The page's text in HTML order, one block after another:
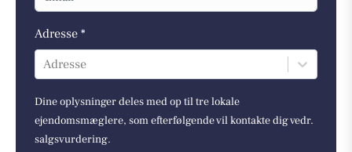
Adresse *
Adresse
Dine oplysninger deles med op til tre lokale
ejendomsmæglere, som efterfølgende vil kontakte dig vedr.
salgsvurdering.